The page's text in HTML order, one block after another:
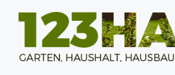
Inhalt